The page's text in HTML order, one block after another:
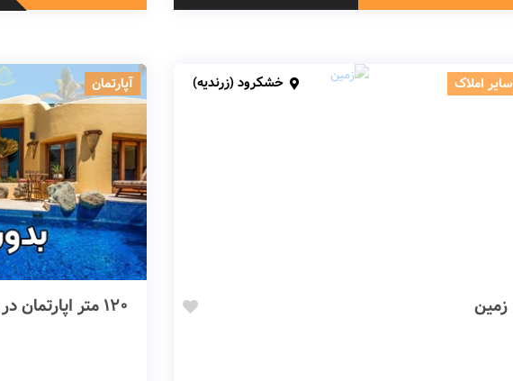
سایر املاک خشکرود (زرندیه)
زمین
آپارتمان
120 متر اپارتمان در فم